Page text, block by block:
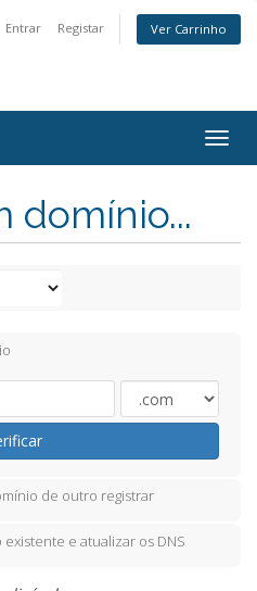
Entrar Registar Ver Carrinho
domínio...
de outro registrar
e atualizar os DNS